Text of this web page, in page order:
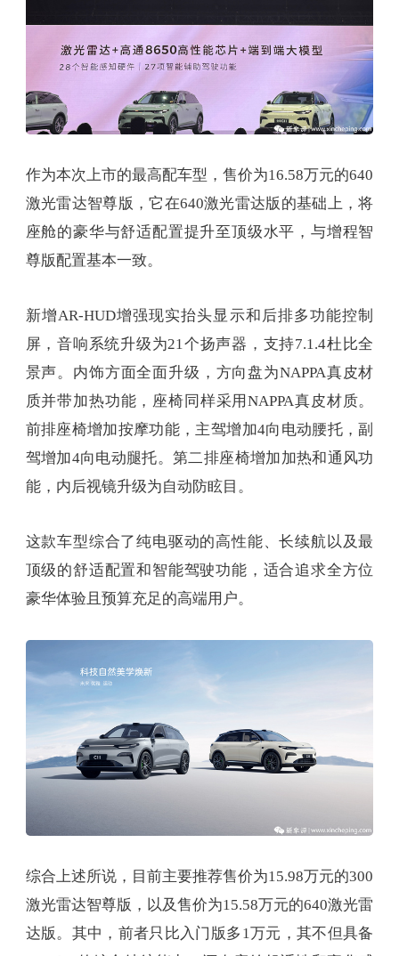
作为本次上市的最高配车型，售价为16.58万元的640
激光雷达智尊版，它在640激光雷达版的基础上，将
座舱的豪华与舒适配置提升至顶级水平，与增程智
尊版配置基本一致。
新增AR-HUD增强现实抬头显示和后排多功能控制
屏，音响系统升级为21个扬声器，支持7.1.4杜比全
景声。内饰方面全面升级，方向盘为NAPPA真皮材
质并带加热功能，座椅同样采用NAPPA真皮材质。
前排座椅增加按摩功能，主驾增加4向电动腰托，副
驾增加4向电动腿托。第二排座椅增加加热和通风功
能，内后视镜升级为自动防眩目。
这款车型综合了纯电驱动的高性能、长续航以及最
顶级的舒适配置和智能驾驶功能，适合追求全方位
豪华体验且预算充足的高端用户。
综合上述所说，目前主要推荐售价为15.98万元的300
激光雷达智尊版，以及售价为15.58万元的640激光雷
达版。其中，前者只比入门版多1万元，其不但具备